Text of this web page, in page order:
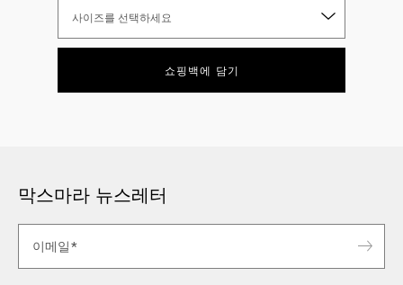
사이즈를 선택하세요
쇼핑백에 담기
막스마라 뉴스레터